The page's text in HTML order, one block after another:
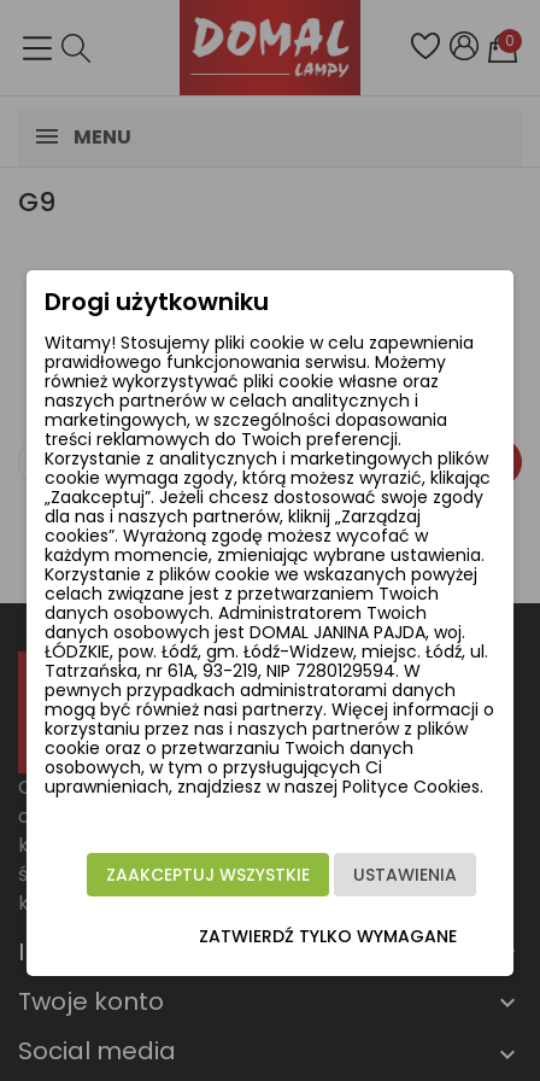
0
MENU
G9
Brak dostępnych produktów.
Bądźcie czujni! W tym miejscu zostanie
wyświetlonych więcej produktów w miarę ich
dodawania.
Odkryj stylowe rozwiązania oświetleniowe, które
odmienią każde wnętrze. Niezależnie, czy szukasz
klimatycznej lampy do salonu, funkcjonalnego
światła do biura, czy designerskiego oświetlenia do
kuchni – u nas znajdziesz to, czego potrzebujesz.
Informacje
Twoje konto
Social media
Drogi użytkowniku
Witamy! Stosujemy pliki cookie w celu zapewnienia
prawidłowego funkcjonowania serwisu. Możemy
również wykorzystywać pliki cookie własne oraz
naszych partnerów w celach analitycznych i
marketingowych, w szczególności dopasowania
treści reklamowych do Twoich preferencji.
Korzystanie z analitycznych i marketingowych plików
cookie wymaga zgody, którą możesz wyrazić, klikając
„Zaakceptuj”. Jeżeli chcesz dostosować swoje zgody
dla nas i naszych partnerów, kliknij „Zarządzaj
cookies”. Wyrażoną zgodę możesz wycofać w
każdym momencie, zmieniając wybrane ustawienia.
Korzystanie z plików cookie we wskazanych powyżej
celach związane jest z przetwarzaniem Twoich
danych osobowych. Administratorem Twoich
danych osobowych jest DOMAL JANINA PAJDA, woj.
ŁÓDZKIE, pow. Łódź, gm. Łódź-Widzew, miejsc. Łódź, ul.
Tatrzańska, nr 61A, 93-219, NIP 7280129594. W
pewnych przypadkach administratorami danych
mogą być również nasi partnerzy. Więcej informacji o
korzystaniu przez nas i naszych partnerów z plików
cookie oraz o przetwarzaniu Twoich danych
osobowych, w tym o przysługujących Ci
uprawnieniach, znajdziesz w naszej Polityce Cookies.
USTAWIENIA
ZAAKCEPTUJ WSZYSTKIE
ZATWIERDŹ TYLKO WYMAGANE